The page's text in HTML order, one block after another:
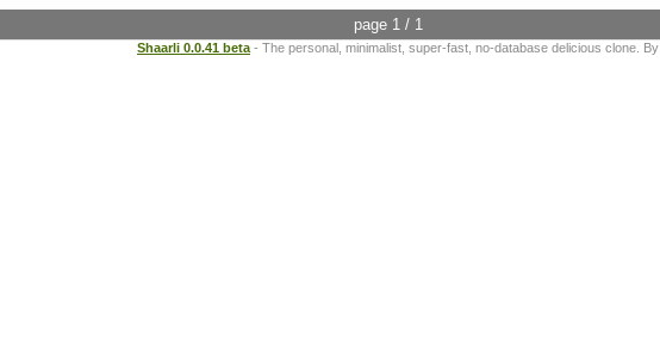
page 1 / 1
Shaarli 0.0.41 beta - The personal, minimalist, super-fast, no-database delicious clone. By